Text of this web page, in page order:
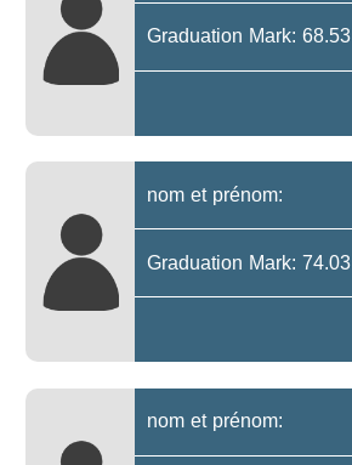
Graduation Mark: 68.53
nom et prénom:
Graduation Mark: 74.03
nom et prénom: